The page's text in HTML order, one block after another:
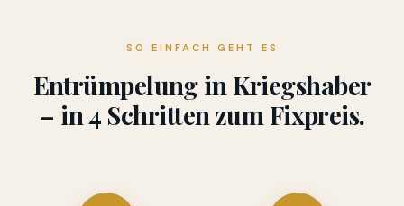
SO EINFACH GEHT ES
Entrümpelung in Kriegshaber
– in 4 Schritten zum Fixpreis.